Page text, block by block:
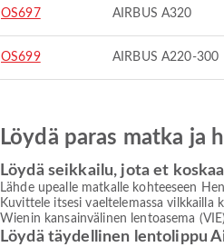
OS697 AIRBUS A320
OS699 AIRBUS A220-300
Löydä paras matka ja
Löydä seikkailu, jota et
Lähde upealle matkalle kohteeseen
Kuvittele itsesi vaeltelemassa vilkkailla
Wienin kansainvälinen lentoasema
Löydä täydellinen lentolippu